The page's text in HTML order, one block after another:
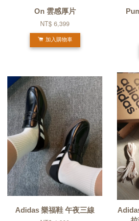
On 雲感厚片
NT$ 6,399
加入購物車
Adidas 樂福鞋 午夜三線